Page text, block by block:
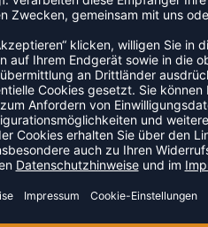
ONE VC JR
€ |38,21 €
-15%